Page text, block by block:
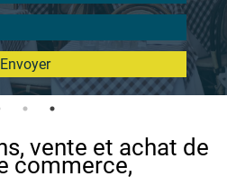
Envoyer
vente et achat de
commerce,